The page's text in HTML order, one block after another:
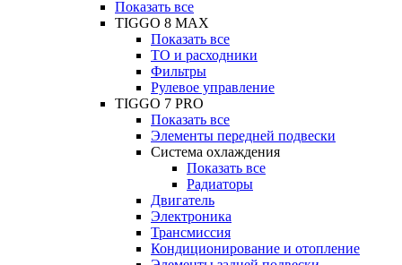
Показать все
TIGGO 8 MAX
Показать все
ТО и расходники
Фильтры
Рулевое управление
TIGGO 7 PRO
Показать все
Элементы передней подвески
Система охлаждения
Показать все
Радиаторы
Двигатель
Электроника
Трансмиссия
Кондиционирование и отопление